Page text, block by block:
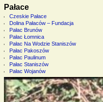
Pałace
Czeskie Pałace
Dolina Pałaców – Fundacja
Pałac Brunów
Pałac Łomnica
Pałac Na Wodzie Staniszów
Pałac Pakoszów
Pałac Paulinum
Pałac Staniszów
Pałac Wojanów